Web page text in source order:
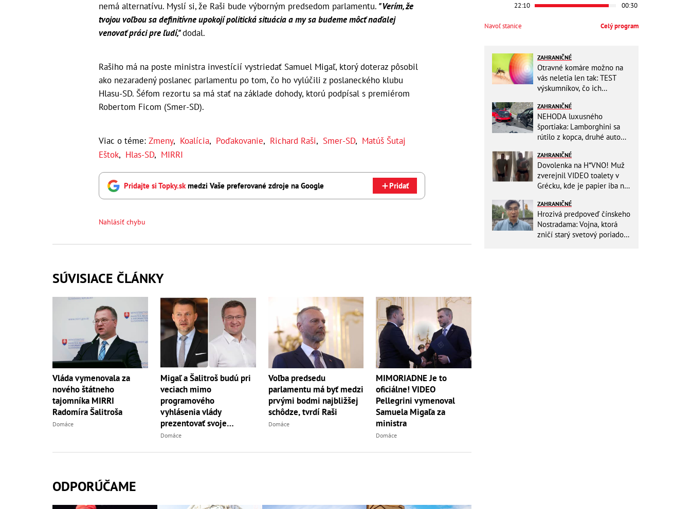
nemá alternatívu. Myslí si, že Raši bude výborným predsedom parlamentu. "Verím, že
tvojou voľbou sa definitívne upokojí politická situácia a my sa budeme môcť naďalej
venovať práci pre ľudí,"dodal.
Rašiho má na poste ministra investícií vystriedať Samuel Migaľ, ktorý doteraz pôsobil
ako nezaradený poslanec parlamentu po tom, čo ho vylúčili z poslaneckého klubu
Hlasu-SD. Šéfom rezortu sa má stať na základe dohody, ktorú podpísal s premiérom
Robertom Ficom (Smer-SD).
Viac o téme: Zmeny, Koalícia, Poďakovanie, Richard Raši, Smer-SD, Matúš Šutaj
Eštok, Hlas-SD, MIRRI
Pridajte si Topky.sk medzi Vaše preferované zdroje na Google Pridať
Nahlásiť chybu
SÚVISIACE ČLÁNKY
Vláda vymenovala za
nového štátneho
tajomníka MIRRI
Radomíra Šalitroša
Domáce
Migaľ a Šalitroš budú pri
veciach mimo
programového
vyhlásenia vlády
prezentovať svoje
autonómne postoje
Domáce
Voľba predsedu
parlamentu má byť medzi
prvými bodmi najbližšej
schôdze, tvrdí Raši
Domáce
MIMORIADNE Je to
oficiálne! VIDEO
Pellegrini vymenoval
Samuela Migaľa za
ministra
Domáce
ODPORÚČAME
22:10 00:30
Navoľ stanice Celý program
ZAHRANIČNÉ
Otravné komáre možno na
vás neletia len tak: TEST
výskumníkov, čo ich
ZAHRANIČNÉ
NEHODA luxusného
športiaka: Lamborghini sa
rútilo z kopca, druhé auto
horšie
ZAHRANIČNÉ
Dovolenka na H*VNO! Muž
zverejnil VIDEO toalety v
Grécku, kde je papier iba na
do kuchyne
ZAHRANIČNÉ
Hrozivá predpoveď čínskeho
Nostradama: Vojna, ktorá
zničí starý svetový poriadok!